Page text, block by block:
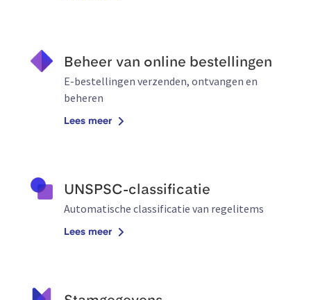
Beheer van online bestellingen
E-bestellingen verzenden, ontvangen en
beheren
Lees meer
UNSPSC-classificatie
Automatische classificatie van regelitems
Lees meer